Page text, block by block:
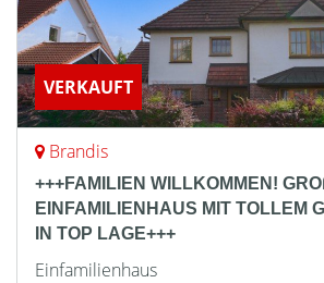
VERKAUFT
Brandis
+++FAMILIEN WILLKOMMEN!
EINFAMILIENHAUS MIT TOLLEM
IN TOP LAGE+++
Einfamilienhaus